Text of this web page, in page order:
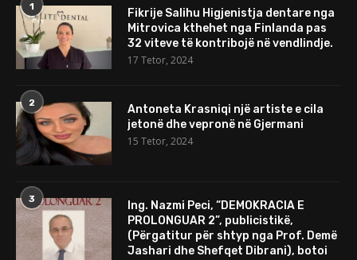
1
Fikrije Salihu Higjenistja dentare nga
Mitrovica kthehet nga Finlanda pas
32 viteve të kontribojë në vendlindje.
17 Tetor, 2024
2
Antoneta Krasniqi një artiste e cila
jetonë dhe vepronë në Gjermani
15 Tetor, 2024
3
Ing. Nazmi Peci, “DEMOKRACIA E
PROLONGUAR 2”, publicistikë,
(Përgatitur për shtyp nga Prof. Demë
Jashari dhe Shefqet Dibrani), botoi